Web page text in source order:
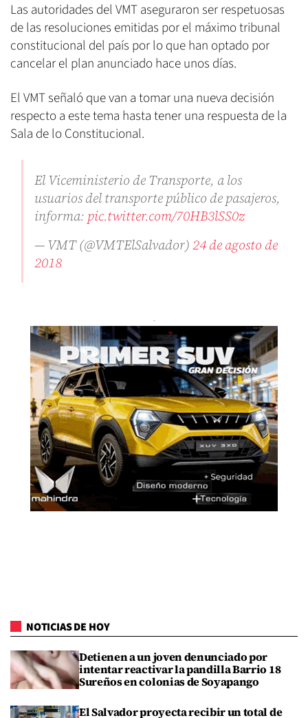
Las autoridades del VMT aseguraron ser respetuosas
de las resoluciones emitidas por el máximo tribunal
constitucional del país por lo que han optado por
cancelar el plan anunciado hace unos días.
El VMT señaló que van a tomar una nueva decisión
respecto a este tema hasta tener una respuesta de la
Sala de lo Constitucional.
El Viceministerio de Transporte, a los
usuarios del transporte público de pasajeros,
informa: pic.twitter.com/70HB3lSS0z
— VMT (@VMTElSalvador)24 de agosto de
2018
NOTICIAS DE HOY
Detienen a un joven denunciado por
intentar reactivar la pandilla Barrio 18
Sureños en colonias de Soyapango
El Salvador proyecta recibir un total de